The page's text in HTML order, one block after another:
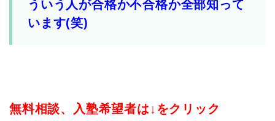
ういう人が合格か不合格か全部知って
います(笑)
無料相談、入塾希望者は↓をクリック